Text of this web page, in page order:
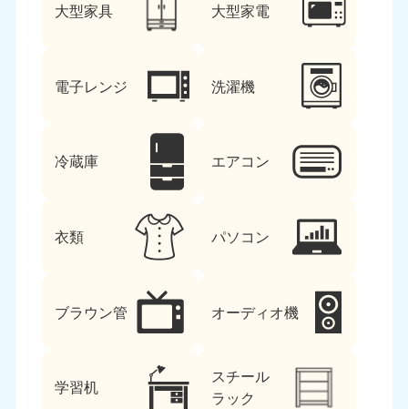
大型家具 大型家電
電子レンジ 洗濯機
冷蔵庫 エアコン
衣類 パソコン
ブラウン管 オーディオ機
学習机
スチール
ラック